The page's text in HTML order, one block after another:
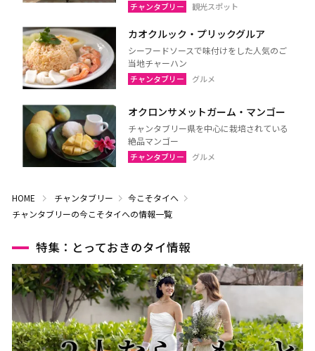
チャンタブリー 観光スポット
カオクルック・プリックグルア
シーフードソースで味付けをした人気のご
当地チャーハン
チャンタブリー グルメ
オクロンサメットガーム・マンゴー
チャンタブリー県を中心に栽培されている
絶品マンゴー
チャンタブリー グルメ
HOME チャンタブリー
今こそタイへ
チャンタブリーの今こそタイへの情報一覧
特集：とっておきのタイ情報